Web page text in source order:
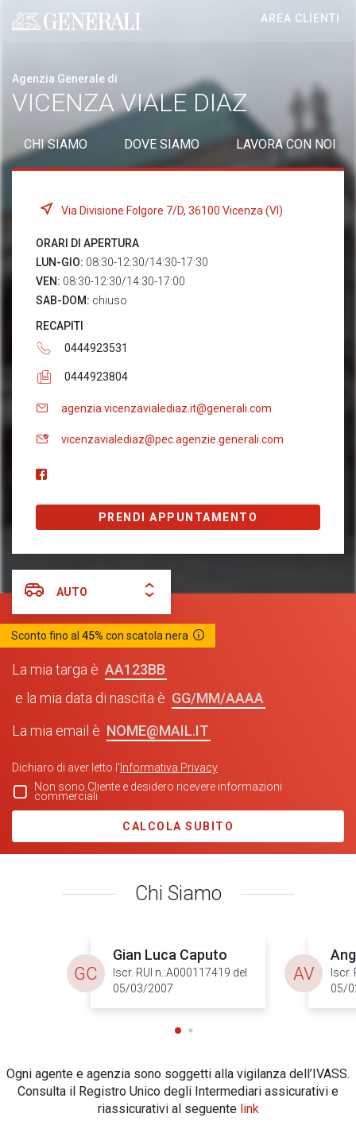
Generali logo
AREA CLIENTI
Agenzia Generale di
VICENZA VIALE DIAZ
CHI SIAMO DOVE SIAMO LAVORA CON NOI
Via Divisione Folgore 7/D, 36100 Vicenza (VI)
ORARI DI APERTURA
LUN-GIO: 08:30-12:30/14:30-17:30
VEN: 08:30-12:30/14:30-17:00
SAB-DOM: chiuso
RECAPITI
0444923531
0444923804
agenzia.vicenzavialediaz.it@generali.com
vicenzavialediaz@pec.agenzie.generali.com
PRENDI APPUNTAMENTO
AUTO
Sconto fino al 45% con scatola nera
La mia targa è
AA123BB
e la mia data di nascita è
GG/MM/AAAA
La mia email è NOME@MAIL.IT
Dichiaro di aver letto l' Informativa Privacy
Non sono Cliente e desidero ricevere informazioni
commerciali
CALCOLA SUBITO
Chi Siamo
Gian Luca Caputo
Iscr. RUI n.:A000117419 del
05/03/2007
GC
Iscr.
05/
AV
Ogni agente e agenzia sono soggetti alla vigilanza dell’IVASS.
Consulta il Registro Unico degli Intermediari assicurativi e
riassicurativi al seguente link